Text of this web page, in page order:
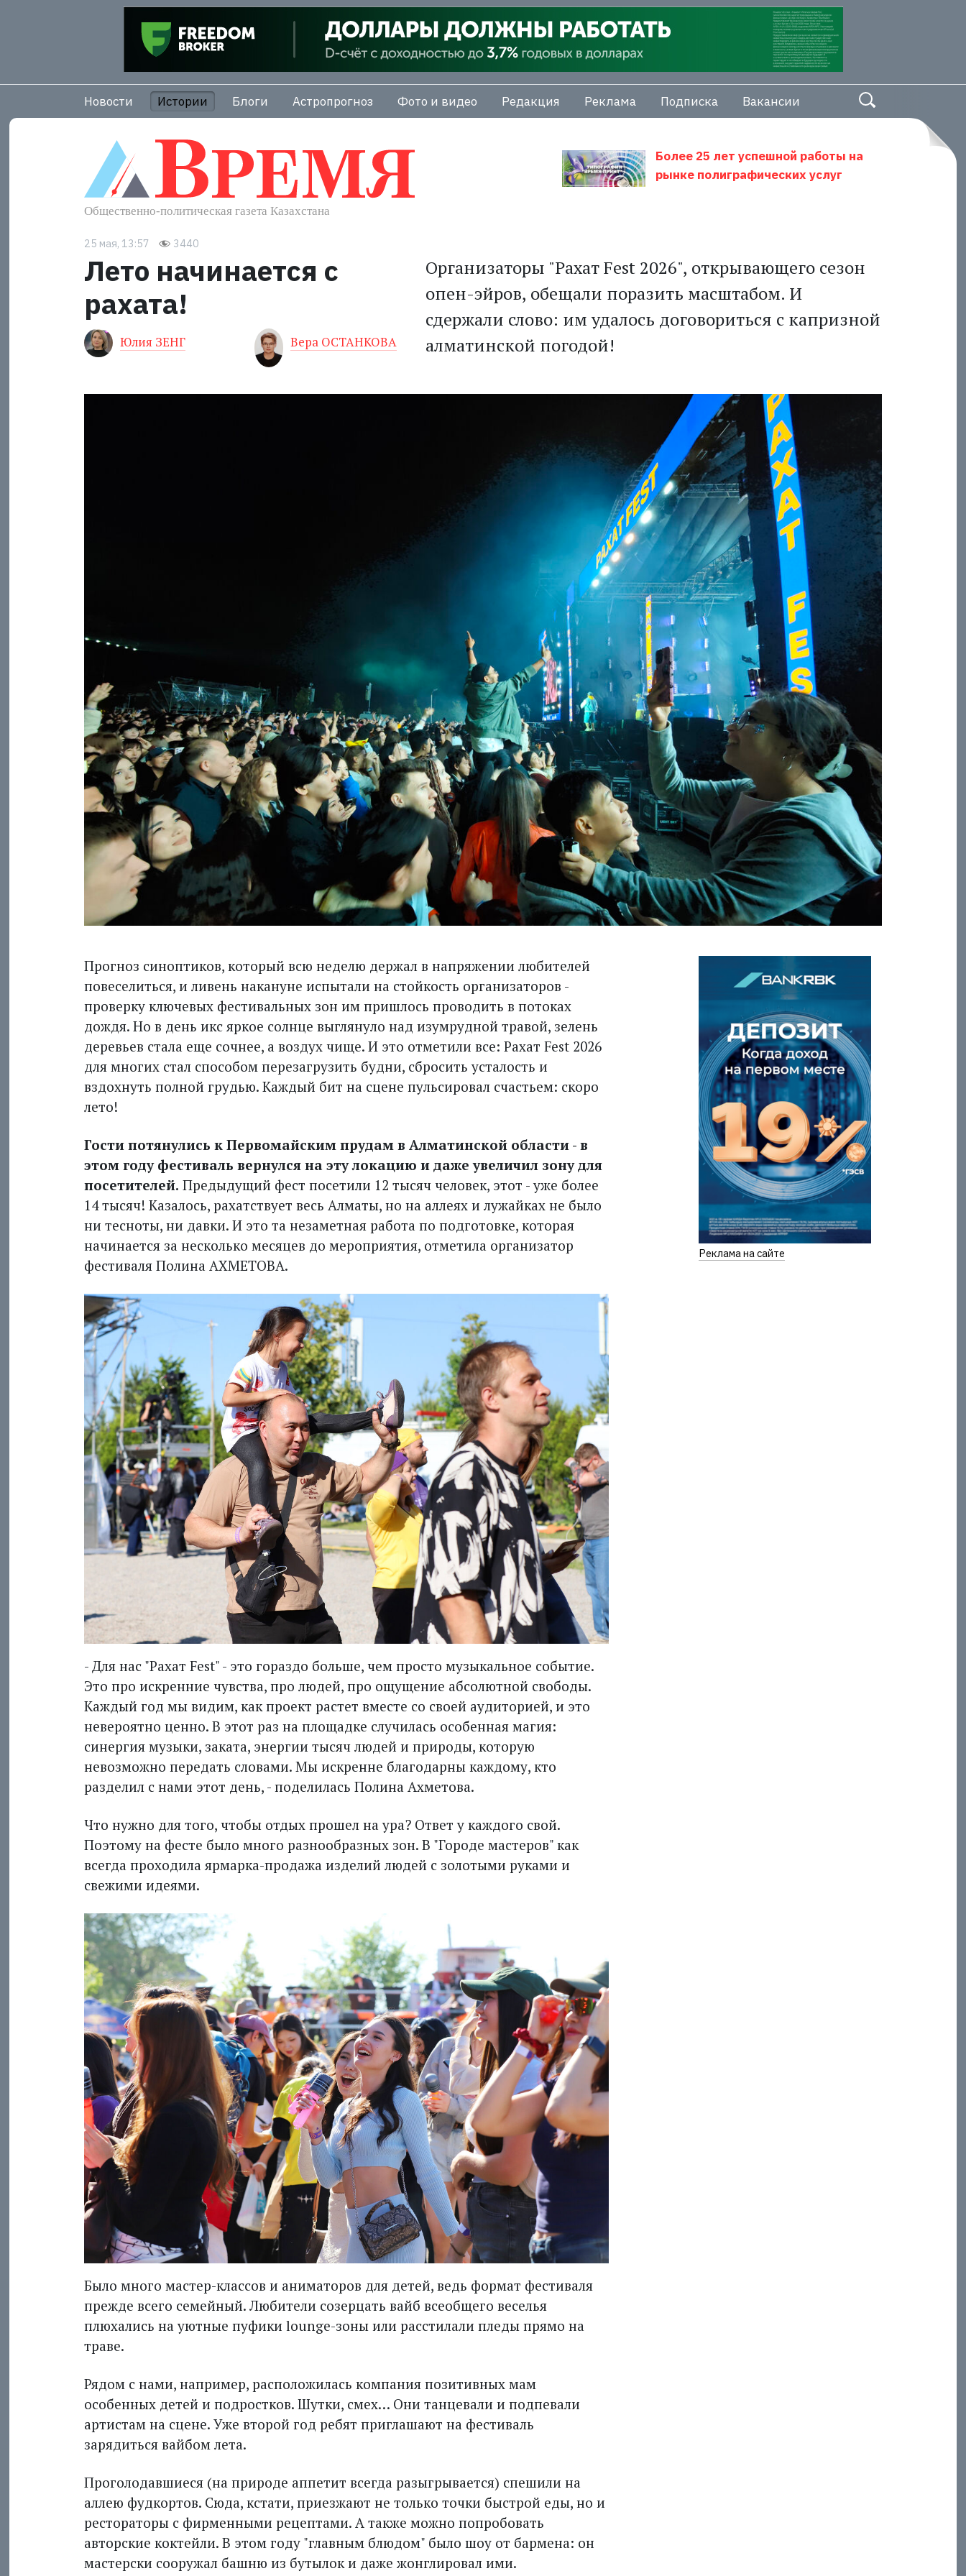
Новости Истории Блоги Астропрогноз Фото и видео Редакция Реклама Подписка Вакансии
Более 25 лет успешной работы на
рынке полиграфических услуг
25 мая, 13:57 3440
Лето начинается с
рахата!
Юлия ЗЕНГ Вера ОСТАНКОВА
Организаторы "Рахат Fest 2026", открывающего сезон
опен-эйров, обещали поразить масштабом. И
сдержали слово: им удалось договориться с капризной
алматинской погодой!
Прогноз синоптиков, который всю неделю держал в напряжении любителей
повеселиться, и ливень накануне испытали на стойкость организаторов -
проверку ключевых фестивальных зон им пришлось проводить в потоках
дождя. Но в день икс яркое солнце выглянуло над изумрудной травой, зелень
деревьев стала еще сочнее, а воздух чище. И это отметили все: Рахат Fest 2026
для многих стал способом перезагрузить будни, сбросить усталость и
вздохнуть полной грудью. Каждый бит на сцене пульсировал счастьем: скоро
лето!
Гости потянулись к Первомайским прудам в Алматинской области - в
этом году фестиваль вернулся на эту локацию и даже увеличил зону для
посетителей. Предыдущий фест посетили 12 тысяч человек, этот - уже более
14 тысяч! Казалось, рахатствует весь Алматы, но на аллеях и лужайках не было
ни тесноты, ни давки. И это та незаметная работа по подготовке, которая
начинается за несколько месяцев до мероприятия, отметила организатор
фестиваля Полина АХМЕТОВА.
- Для нас "Рахат Fest" - это гораздо больше, чем просто музыкальное событие.
Это про искренние чувства, про людей, про ощущение абсолютной свободы.
Каждый год мы видим, как проект растет вместе со своей аудиторией, и это
невероятно ценно. В этот раз на площадке случилась особенная магия:
синергия музыки, заката, энергии тысяч людей и природы, которую
невозможно передать словами. Мы искренне благодарны каждому, кто
разделил с нами этот день, - поделилась Полина Ахметова.
Что нужно для того, чтобы отдых прошел на ура? Ответ у каждого свой.
Поэтому на фесте было много разнообразных зон. В "Городе мастеров" как
всегда проходила ярмарка-продажа изделий людей с золотыми руками и
свежими идеями.
Было много мастер-классов и аниматоров для детей, ведь формат фестиваля
прежде всего семейный. Любители созерцать вайб всеобщего веселья
плюхались на уютные пуфики lounge-зоны или расстилали пледы прямо на
траве.
Рядом с нами, например, расположилась компания позитивных мам
особенных детей и подростков. Шутки, смех… Они танцевали и подпевали
артистам на сцене. Уже второй год ребят приглашают на фестиваль
зарядиться вайбом лета.
Проголодавшиеся (на природе аппетит всегда разыгрывается) спешили на
аллею фудкортов. Сюда, кстати, приезжают не только точки быстрой еды, но и
рестораторы с фирменными рецептами. А также можно попробовать
авторские коктейли. В этом году "главным блюдом" было шоу от бармена: он
мастерски сооружал башню из бутылок и даже жонглировал ими.
Реклама на сайте